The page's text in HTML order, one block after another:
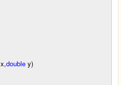
x,double y)